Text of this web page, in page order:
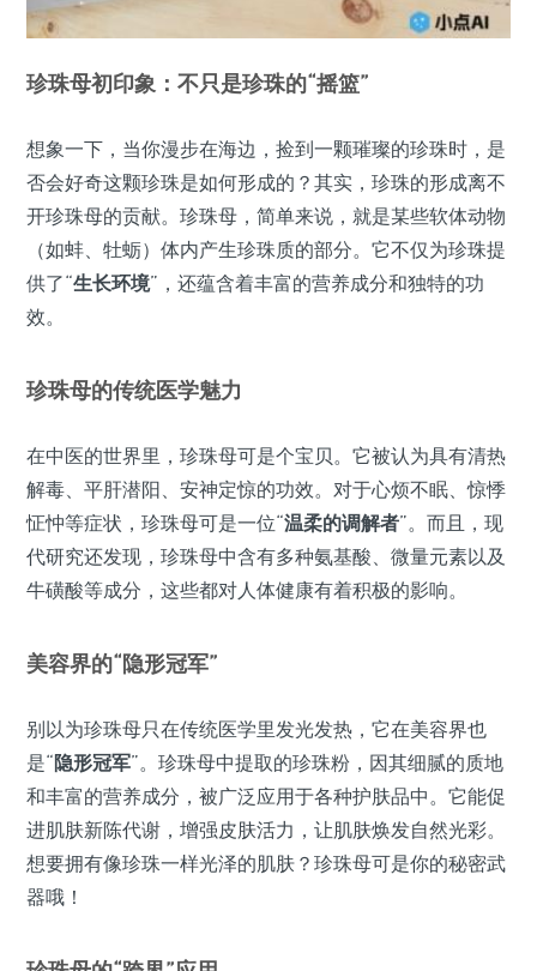
珍珠母初印象：不只是珍珠的“摇篮”
想象一下，当你漫步在海边，捡到一颗璀璨的珍珠时，是
否会好奇这颗珍珠是如何形成的？其实，珍珠的形成离不
开珍珠母的贡献。珍珠母，简单来说，就是某些软体动物
（如蚌、牡蛎）体内产生珍珠质的部分。它不仅为珍珠提
供了“生长环境”，还蕴含着丰富的营养成分和独特的功
效。
珍珠母的传统医学魅力
在中医的世界里，珍珠母可是个宝贝。它被认为具有清热
解毒、平肝潜阳、安神定惊的功效。对于心烦不眠、惊悸
怔忡等症状，珍珠母可是一位“温柔的调解者”。而且，现
代研究还发现，珍珠母中含有多种氨基酸、微量元素以及
牛磺酸等成分，这些都对人体健康有着积极的影响。
美容界的“隐形冠军”
别以为珍珠母只在传统医学里发光发热，它在美容界也
是“隐形冠军”。珍珠母中提取的珍珠粉，因其细腻的质地
和丰富的营养成分，被广泛应用于各种护肤品中。它能促
进肌肤新陈代谢，增强皮肤活力，让肌肤焕发自然光彩。
想要拥有像珍珠一样光泽的肌肤？珍珠母可是你的秘密武
器哦！